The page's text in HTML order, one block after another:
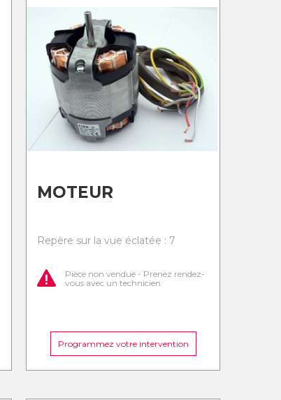
MOTEUR
Repère sur la vue éclatée : 7
Pièce non vendue - Prenez rendez-
vous avec un technicien
Programmez votre intervention